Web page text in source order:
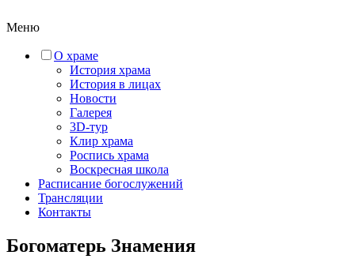
Меню
О храме
История храма
История в лицах
Новости
Галерея
3D-тур
Клир храма
Роспись храма
Воскресная школа
Расписание богослужений
Трансляции
Контакты
Богоматерь Знамения